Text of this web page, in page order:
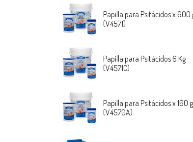
Papilla para Psitácidos x 600 gr
(V4571)
Papilla para Psitácidos 6 Kg
(V4571C)
Papilla para Psitácidos x 160 gr
(V4570A)